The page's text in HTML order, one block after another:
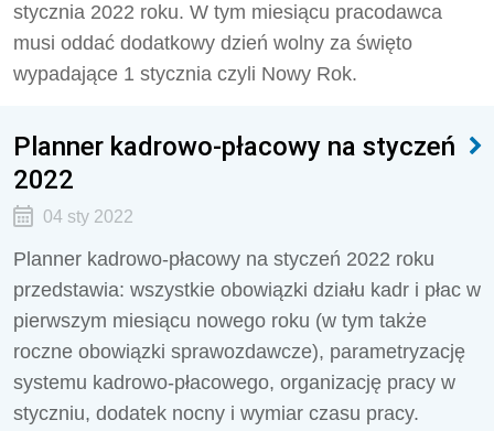
stycznia 2022 roku. W tym miesiącu pracodawca
musi oddać dodatkowy dzień wolny za święto
wypadające 1 stycznia czyli Nowy Rok.
Planner kadrowo-płacowy na styczeń
2022
04 sty 2022
Planner kadrowo-płacowy na styczeń 2022 roku
przedstawia: wszystkie obowiązki działu kadr i płac w
pierwszym miesiącu nowego roku (w tym także
roczne obowiązki sprawozdawcze), parametryzację
systemu kadrowo-płacowego, organizację pracy w
styczniu, dodatek nocny i wymiar czasu pracy.